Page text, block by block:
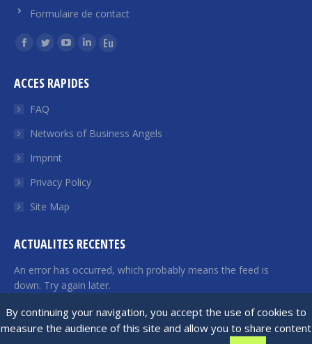
By continuing your navigation, you accept the use of cookies to
measure the audience of this site and allow you to share content
Formulaire de contact
Find us on:
Facebook
opens
window
Twitter
opens
in
window
YouTube
opens
window
Linkedin
opens
window
Euroquity
window
ACCES RAPIDES
FAQ
Networks of Business Angels
Imprint
Privacy Policy
Site Map
ACTUALITES RECENTES
An error has occurred, which probably means the feed is
down. Try again later.